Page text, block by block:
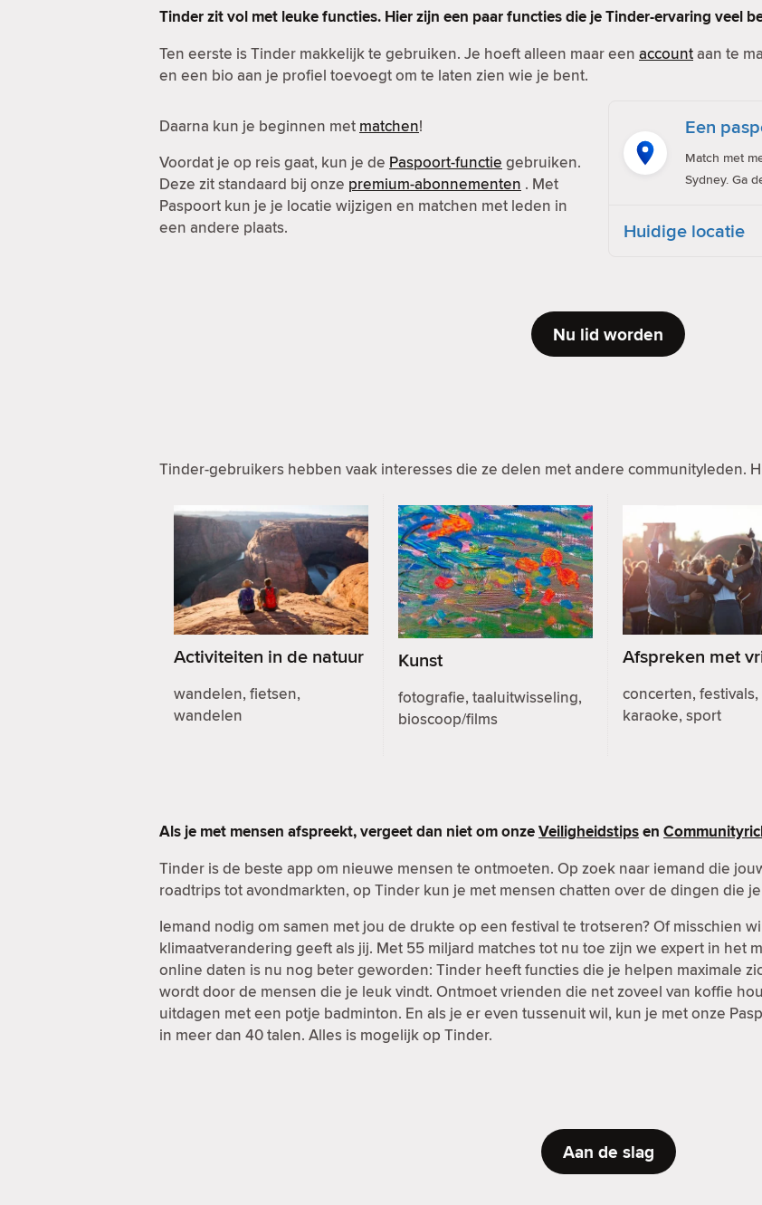
Tinder zit vol met leuke functies. Hier zijn een paar functies die je Tinder-ervaring veel
Ten eerste is Tinder makkelijk te gebruiken. Je hoeft alleen maar een accountaan te
en een bio aan je profiel toevoegt om te laten zien wie je bent.
Daarna kun je beginnen met matchen!
Voordat je op reis gaat, kun je de Paspoort-functie gebruiken.
Deze zit standaard bij onze premium-abonnementen . Met
Paspoort kun je je locatie wijzigen en matchen met leden in
een andere plaats.
Een
Match met
Sydney. Ga
Huidige locatie
Nu lid worden
Tinder-gebruikers hebben vaak interesses die ze delen met andere communityleden.
Activiteiten in de natuur
wandelen, fietsen,
wandelen
Kunst
fotografie, taaluitwisseling,
bioscoop/films
Afspreken met
concerten, festivals,
karaoke, sport
Als je met mensen afspreekt, vergeet dan niet om onzeVeiligheidstipsen
Tinder is de beste app om nieuwe mensen te ontmoeten. Op zoek naar iemand die
roadtrips tot avondmarkten, op Tinder kun je met mensen chatten over de dingen die
Iemand nodig om samen met jou de drukte op een festival te trotseren? Of misschien
klimaatverandering geeft als jij. Met 55 miljard matches tot nu toe zijn we expert in het
online daten is nu nog beter geworden: Tinder heeft functies die je helpen maximale
wordt door de mensen die je leuk vindt. Ontmoet vrienden die net zoveel van koffie
uitdagen met een potje badminton. En als je er even tussenuit wil, kun je met onze
in meer dan 40 talen. Alles is mogelijk op Tinder.
Aan de slag